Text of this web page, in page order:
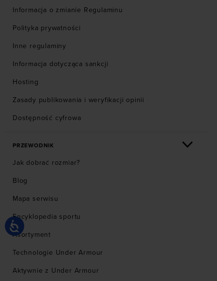
Informacja o zmianie Regulaminu
Polityka prywatności
Inne regulaminy
Informacja dotycząca sankcji
Hosting
Zasady publikowania i weryfikacji opinii
Dostępność cyfrowa
PRZEWODNIK
Jak dobrać rozmiar?
Blog
Mapa serwisu
Encyklopedia sportu
Asortyment
Technologie Under Armour
Aktywnie z Under Armour